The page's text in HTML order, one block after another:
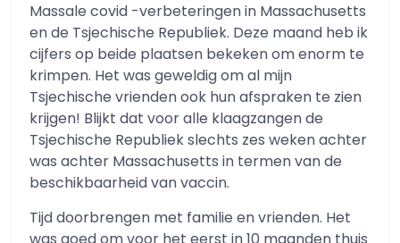
Massale covid -verbeteringen in Massachusetts
en de Tsjechische Republiek. Deze maand heb ik
cijfers op beide plaatsen bekeken om enorm te
krimpen. Het was geweldig om al mijn
Tsjechische vrienden ook hun afspraken te zien
krijgen! Blijkt dat voor alle klaagzangen de
Tsjechische Republiek slechts zes weken achter
was achter Massachusetts in termen van de
beschikbaarheid van vaccin.
Tijd doorbrengen met familie en vrienden. Het